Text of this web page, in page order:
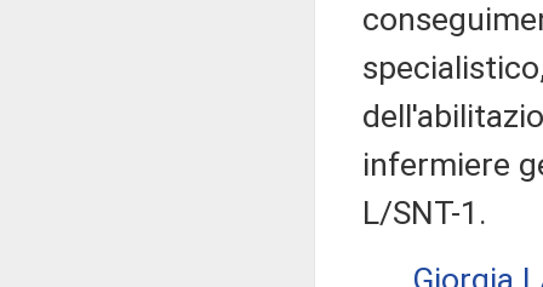
infermiere
L/SNT-1.